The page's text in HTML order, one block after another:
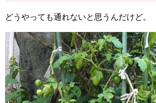
どうやっても通れないと思うんだけど。